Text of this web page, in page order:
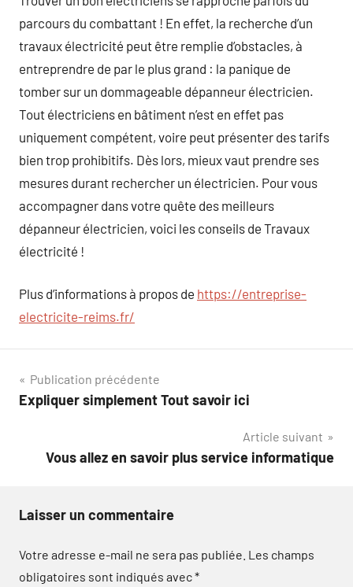
parcours du combattant ! En effet, la recherche d’un
travaux électricité peut être remplie d’obstacles, à
entreprendre de par le plus grand : la panique de
tomber sur un dommageable dépanneur électricien.
Tout électriciens en bâtiment n’est en effet pas
uniquement compétent, voire peut présenter des tarifs
bien trop prohibitifs. Dès lors, mieux vaut prendre ses
mesures durant rechercher un électricien. Pour vous
accompagner dans votre quête des meilleurs
dépanneur électricien, voici les conseils de Travaux
électricité !
Plus d’informations à propos de https://entreprise-
electricite-reims.fr/
Navigation
de
Publication précédente
Expliquer simplement Tout savoir ici
Article suivant
Vous allez en savoir plus service informatique
Laisser un commentaire
Votre adresse e-mail ne sera pas publiée. Les champs
obligatoires sont indiqués avec*